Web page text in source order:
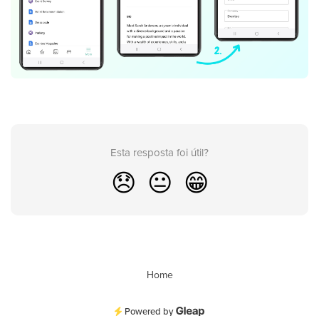
Esta resposta foi útil?
😞 😐 😁
Home
Powered by